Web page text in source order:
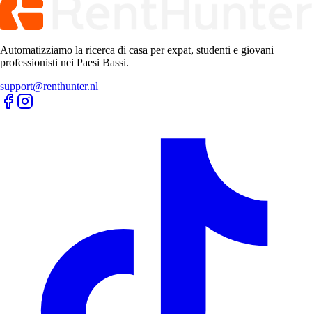
Automatizziamo la ricerca di casa per expat, studenti e giovani
professionisti nei Paesi Bassi.
support@renthunter.nl